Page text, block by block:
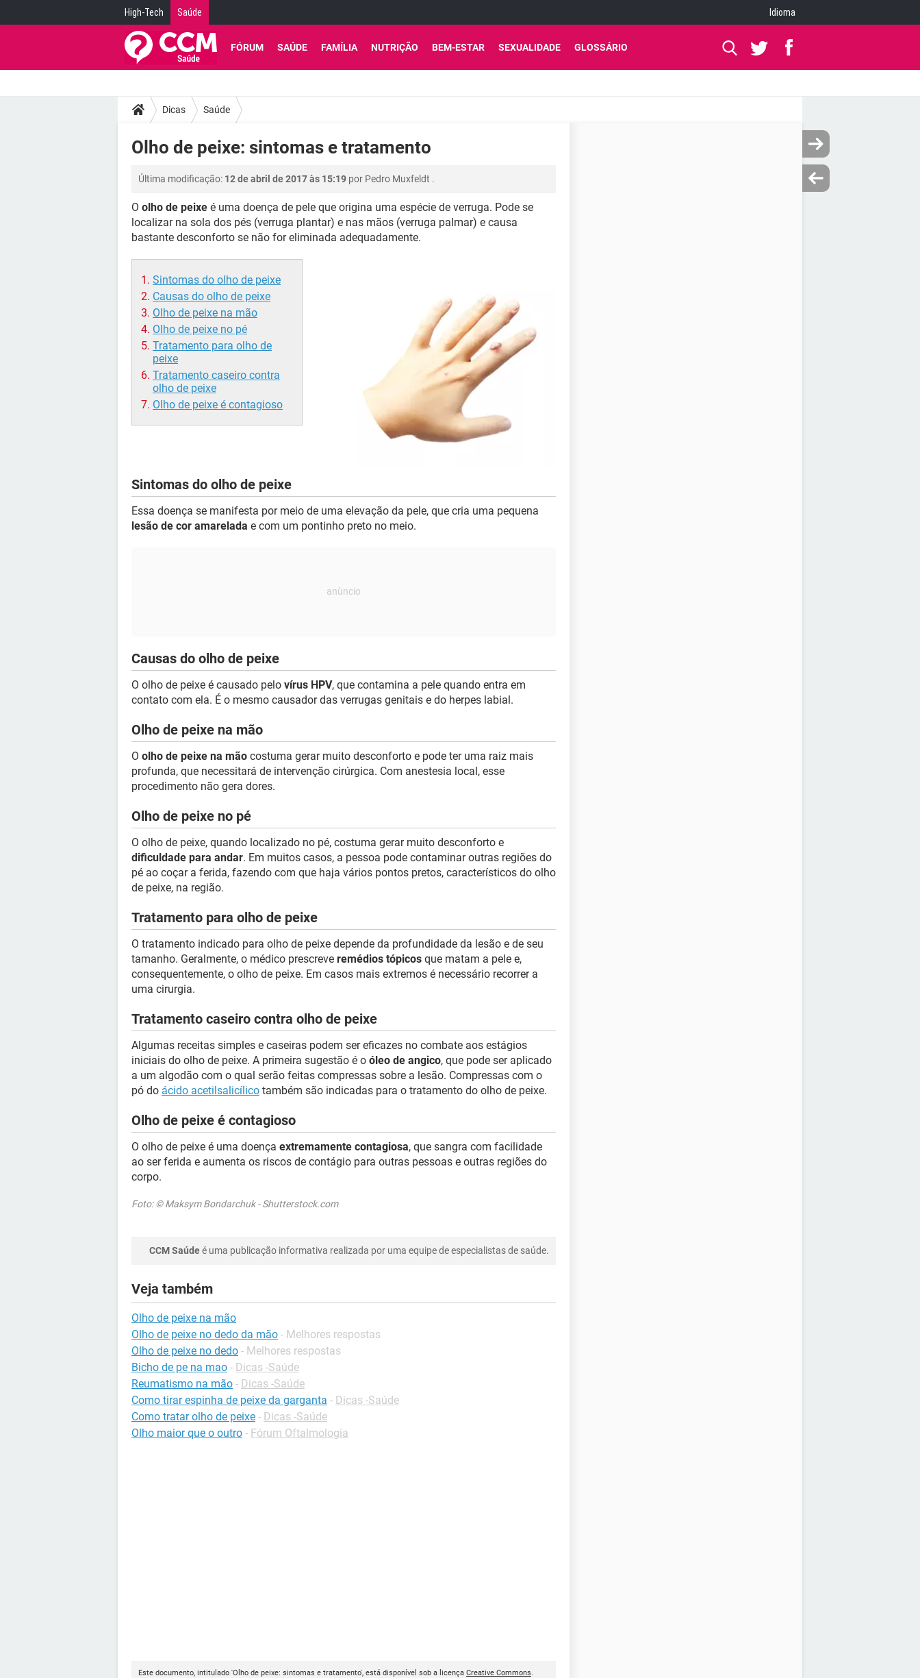
High-Tech Saúde Idioma
FÓRUM SAÚDE FAMÍLIA NUTRIÇÃO BEM-ESTAR SEXUALIDADE GLOSSÁRIO
Dicas Saúde
Olho de peixe: sintomas e tratamento
Última modificação: 12 de abril de 2017 às 15:19 por Pedro Muxfeldt .
O olho de peixe é uma doença de pele que origina uma espécie de verruga. Pode se
localizar na sola dos pés (verruga plantar) e nas mãos (verruga palmar) e causa
bastante desconforto se não for eliminada adequadamente.
Sintomas do olho de peixe
Causas do olho de peixe
Olho de peixe na mão
Olho de peixe no pé
Tratamento para olho de
peixe
Tratamento caseiro contra
olho de peixe
Olho de peixe é contagioso
Sintomas do olho de peixe
Essa doença se manifesta por meio de uma elevação da pele, que cria uma pequena
lesão de cor amarelada e com um pontinho preto no meio.
Causas do olho de peixe
O olho de peixe é causado pelo vírus HPV, que contamina a pele quando entra em
contato com ela. É o mesmo causador das verrugas genitais e do herpes labial.
Olho de peixe na mão
O olho de peixe na mão costuma gerar muito desconforto e pode ter uma raiz mais
profunda, que necessitará de intervenção cirúrgica. Com anestesia local, esse
procedimento não gera dores.
Olho de peixe no pé
O olho de peixe, quando localizado no pé, costuma gerar muito desconforto e
dificuldade para andar. Em muitos casos, a pessoa pode contaminar outras regiões do
pé ao coçar a ferida, fazendo com que haja vários pontos pretos, característicos do olho
de peixe, na região.
Tratamento para olho de peixe
O tratamento indicado para olho de peixe depende da profundidade da lesão e de seu
tamanho. Geralmente, o médico prescreve remédios tópicos que matam a pele e,
consequentemente, o olho de peixe. Em casos mais extremos é necessário recorrer a
uma cirurgia.
Tratamento caseiro contra olho de peixe
Algumas receitas simples e caseiras podem ser eficazes no combate aos estágios
iniciais do olho de peixe. A primeira sugestão é o óleo de angico, que pode ser aplicado
a um algodão com o qual serão feitas compressas sobre a lesão. Compressas com o
pó do ácido acetilsalicílico também são indicadas para o tratamento do olho de peixe.
Olho de peixe é contagioso
O olho de peixe é uma doença extremamente contagiosa, que sangra com facilidade
ao ser ferida e aumenta os riscos de contágio para outras pessoas e outras regiões do
corpo.
Foto: © Maksym Bondarchuk - Shutterstock.com
CCM Saúdeé uma publicação informativa realizada por uma equipe de especialistas de saúde.
Veja também
Olho de peixe na mão
Olho de peixe no dedo da mão - Melhores respostas
Olho de peixe no dedo - Melhores respostas
Bicho de pe na mao - Dicas -Saúde
Reumatismo na mão - Dicas -Saúde
Como tirar espinha de peixe da garganta - Dicas -Saúde
Como tratar olho de peixe - Dicas -Saúde
Olho maior que o outro - Fórum Oftalmologia
Este documento, intitulado 'Olho de peixe: sintomas e tratamento', está disponível sob a licença Creative Commons.